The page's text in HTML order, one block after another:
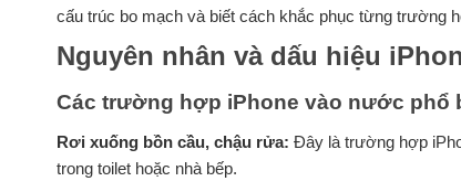
cấu trúc bo mạch và biết cách khắc phục từng trường
Nguyên nhân và dấu hiệu
Các trường hợp iPhone vào nước phổ
Rơi xuống bồn cầu, chậu rửa: Đây là trường hợp
trong toilet hoặc nhà bếp.